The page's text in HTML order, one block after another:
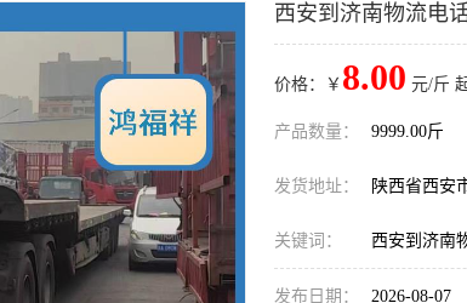
西安到济南物流电
价格：￥ 8.00 元/斤
产品数量： 9999.00斤
发货地址： 陕西省西安
关键词： 西安到济南
发布日期： 2026-08-07